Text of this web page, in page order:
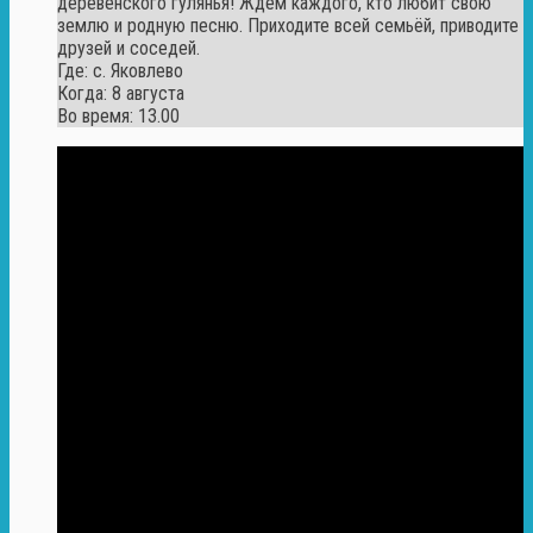
землю и родную песню. Приходите всей семьёй, приводите
друзей и соседей.
Где: с. Яковлево
Когда: 8 августа
Во время: 13.00